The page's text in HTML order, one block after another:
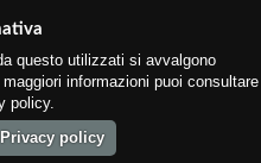
questo utilizzati si avvalgono
informazioni puoi consultare
policy.
Privacy policy